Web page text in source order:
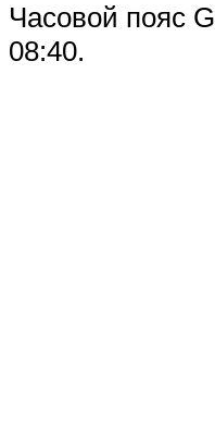
Часовой пояс
08:40.